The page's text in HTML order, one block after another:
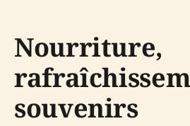
Nourriture,
souvenirs